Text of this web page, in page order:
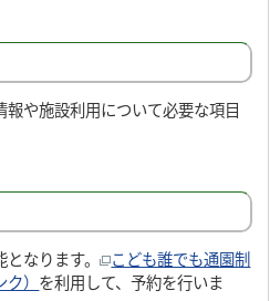
や施設利用について必要な項目
となります。
こども誰でも通園制
） を利用して、予約を行いま